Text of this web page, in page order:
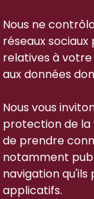
Nous ne
réseaux
relatives à
aux données
Nous vous
protection de la
de prendre
notamment
navigation
applicatifs.